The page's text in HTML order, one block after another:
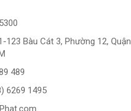
123 Bàu Cát 3, Phường 12, Quận
489
6269 1495